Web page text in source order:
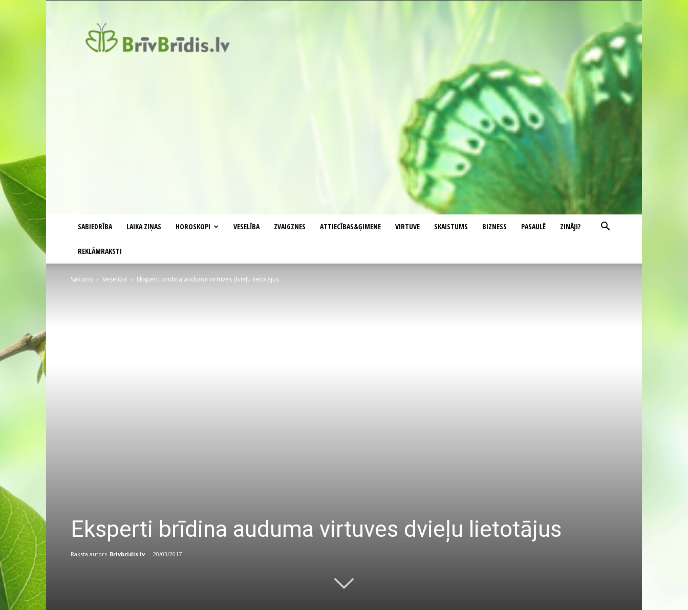
SABIEDRĪBA LAIKA ZIŅAS HOROSKOPI VESELĪBA ZVAIGZNES ATTIECĪBAS&ĢIMENE VIRTUVE SKAISTUMS BIZNESS PASAULĒ ZINĀJI?
REKLĀMRAKSTI
Sākums Veselība Eksperti brīdina auduma virtuves dvieļu lietotājus
Eksperti brīdina auduma virtuves dvieļu lietotājus
Raksta autors Brivbridis.lv - 20/03/2017